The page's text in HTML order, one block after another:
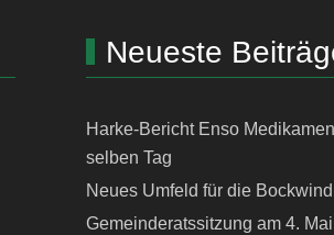
Neueste
Harke-Bericht Enso
selben Tag
Neues Umfeld für die
Gemeinderatssitzung am 4.